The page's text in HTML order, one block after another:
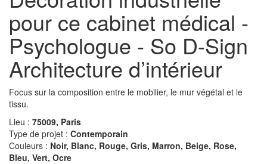
pour ce cabinet médical -
Psychologue - So D-Sign
Architecture d’intérieur
Focus sur la composition entre le mobilier, le mur végétal et le
tissu.
Lieu : 75009, Paris
Type de projet : Contemporain
Couleurs : Noir, Blanc, Rouge, Gris, Marron, Beige, Rose,
Bleu, Vert, Ocre